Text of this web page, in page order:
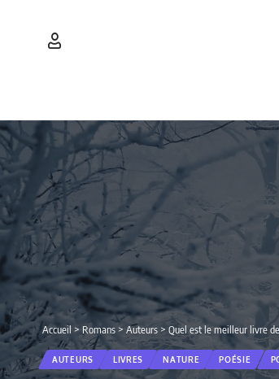
Accueil > Romans> Auteurs >Quel est le meilleur livre
AUTEURS LIVRES NATURE POÉSIE